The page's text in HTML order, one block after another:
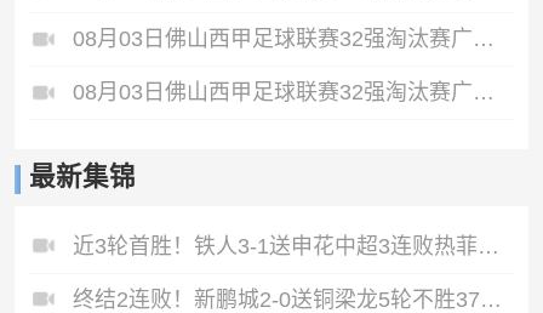
08月03日佛山西甲足球联赛32强淘汰赛广东客家青年VS广州英华思力U17全场录像
08月03日佛山西甲足球联赛32强淘汰赛广州蜀地红VS广州戴拿模全场录像
最新集锦
近3轮首胜！铁人3-1送申花中超3连败热菲尼奥双响邦本宜裕传射
终结2连败！新鹏城2-0送铜梁龙5轮不胜37岁姜至鹏破门韦斯利建功